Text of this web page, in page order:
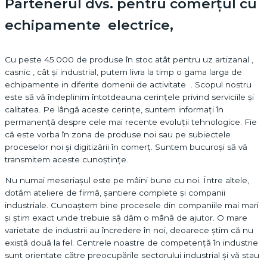
Partenerul dvs. pentru comerțul cu
echipamente electrice,
Cu peste 45.000 de produse în stoc atât pentru uz artizanal ,
casnic , cât și industrial, putem livra la timp o gama larga de
echipamente in diferite domenii de activitate . Scopul nostru
este să vă îndeplinim întotdeauna cerințele privind serviciile și
calitatea. Pe lângă aceste cerințe, suntem informați în
permanență despre cele mai recente evoluții tehnologice. Fie
că este vorba în zona de produse noi sau pe subiectele
proceselor noi și digitizării în comerț. Suntem bucuroși să vă
transmitem aceste cunoștințe.
Nu numai meseriașul este pe mâini bune cu noi. Între altele,
dotăm ateliere de firmă, șantiere complete și companii
industriale. Cunoaștem bine procesele din companiile mai mari
și știm exact unde trebuie să dăm o mână de ajutor. O mare
varietate de industrii au încredere în noi, deoarece știm că nu
există două la fel. Centrele noastre de competență în industrie
sunt orientate către preocupările sectorului industrial și vă stau